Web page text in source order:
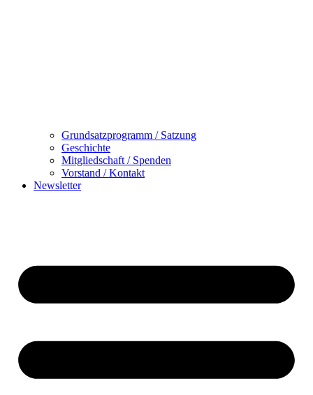
Grundsatzprogramm / Satzung
Geschichte
Mitgliedschaft / Spenden
Vorstand / Kontakt
Newsletter